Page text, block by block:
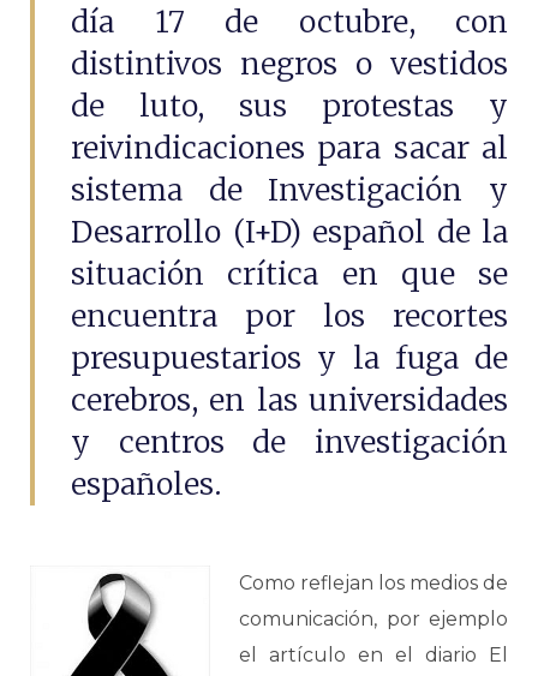
día 17 de octubre, con
distintivos negros o vestidos
de luto, sus protestas y
reivindicaciones para sacar al
sistema de Investigación y
Desarrollo (I+D) español de la
situación crítica en que se
encuentra por los recortes
presupuestarios y la fuga de
cerebros, en las universidades
y centros de investigación
españoles.
Como reflejan los medios de
comunicación, por ejemplo
el artículo en el diario El